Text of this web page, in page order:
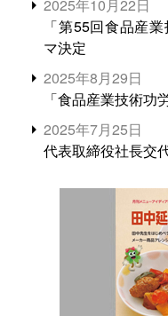
2025年10月22日
「第55回食品産
マ決定
2025年8月29日
「食品産業技術
2025年7月25日
代表取締役社長交